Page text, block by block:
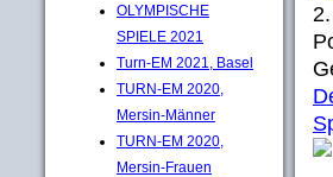
OLYMPISCHE
SPIELE 2021
Turn-EM 2021, Basel
TURN-EM 2020,
Mersin-Männer
TURN-EM 2020,
Mersin-Frauen